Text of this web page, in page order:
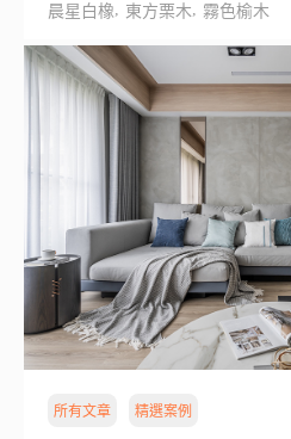
晨星白橡
東方栗木 霧色榆木
所有文章 精選案例